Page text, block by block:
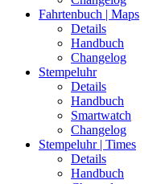
Fahrtenbuch | Maps
Details
Handbuch
Changelog
Stempeluhr
Details
Handbuch
Smartwatch
Changelog
Stempeluhr | Times
Details
Handbuch